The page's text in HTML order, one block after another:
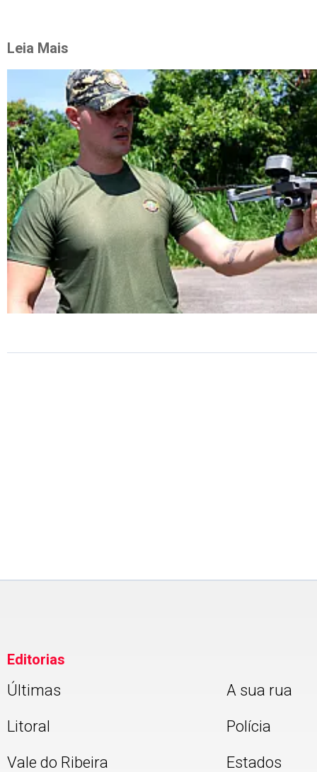
Leia Mais
Editorias
Últimas
Litoral
Vale do Ribeira
A sua rua
Polícia
Estados